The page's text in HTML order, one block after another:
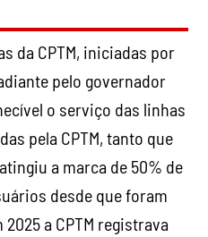
da CPTM, iniciadas por
pelo governador
o serviço das linhas
pela CPTM, tanto que
a marca de 50% de
desde que foram
a CPTM registrava